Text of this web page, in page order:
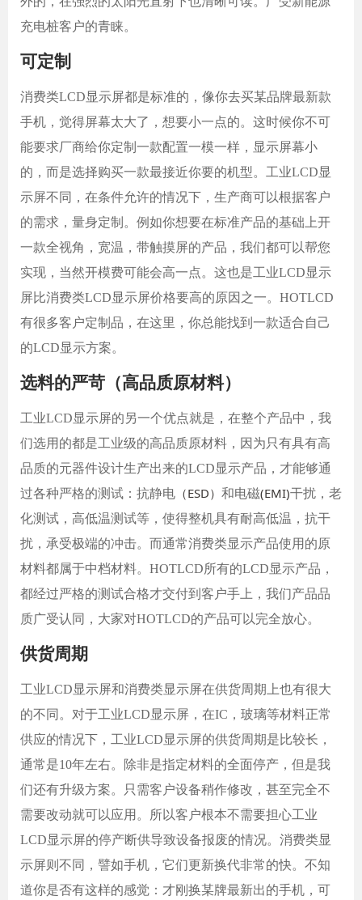
充电桩客户的青睐。
可定制
消费类LCD显示屏都是标准的，像你去买某品牌最新款
手机，觉得屏幕太大了，想要小一点的。这时候你不可
能要求厂商给你定制一款配置一模一样，显示屏幕小
的，而是选择购买一款最接近你要的机型。工业LCD显
示屏不同，在条件允许的情况下，生产商可以根据客户
的需求，量身定制。例如你想要在标准产品的基础上开
一款全视角，宽温，带触摸屏的产品，我们都可以帮您
实现，当然开模费可能会高一点。这也是工业LCD显示
屏比消费类LCD显示屏价格要高的原因之一。 HOTLCD
有很多客户定制品，在这里，你总能找到一款适合自己
的LCD显示方案。
选料的严苛（高品质原材料）
工业LCD显示屏的另一个优点就是，在整个产品中，我
们选用的都是工业级的高品质原材料，因为只有具有高
品质的元器件设计生产出来的LCD显示产品，才能够通
过各种严格的测试：抗静电 （ESD） 和电磁(EMI)干扰，老
化测试，高低温测试等，使得整机具有耐高低温，抗干
扰，承受极端的冲击。而通常消费类显示产品使用的原
材料都属于中档材料。 HOTLCD所有的LCD显示产品，
都经过严格的测试合格才交付到客户手上，我们产品品
质广受认同，大家对HOTLCD的产品可以完全放心。
供货周期
工业LCD显示屏和消费类显示屏在供货周期上也有很大
的不同。对于工业LCD显示屏，在IC，玻璃等材料正常
供应的情况下，工业LCD显示屏的供货周期是比较长，
通常是10年左右。除非是指定材料的全面停产，但是我
们还有升级方案。只需客户设备稍作修改，甚至完全不
需要改动就可以应用。所以客户根本不需要担心工业
LCD显示屏的停产断供导致设备报废的情况。消费类显
示屏则不同，譬如手机，它们更新换代非常的快。不知
道你是否有这样的感觉：才刚换某牌最新出的手机，可